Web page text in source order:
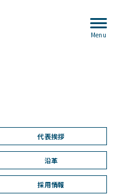
Menu
代表挨拶
沿革
採用情報